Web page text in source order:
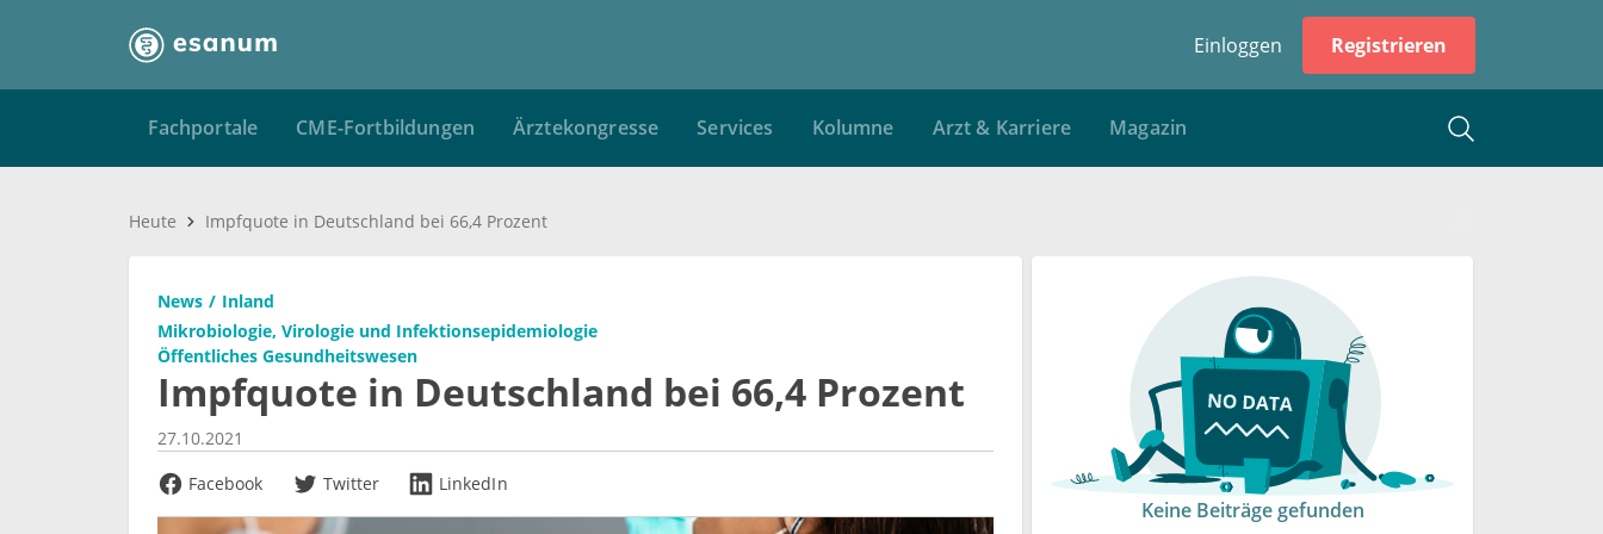
Einloggen Registrieren
Fachportale CME-Fortbildungen Ärztekongresse Services Kolumne Arzt & Karriere Magazin
Heute Impfquote in Deutschland bei 66,4 Prozent
News
Inland
Mikrobiologie, Virologie und Infektionsepidemiologie
Öffentliches Gesundheitswesen
Impfquote in Deutschland bei 66,4 Prozent
27.10.2021
Facebook
Twitter LinkedIn
Keine Beiträge gefunden